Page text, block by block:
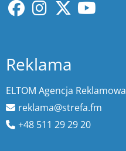
Reklama
ELTOM Agencja Reklamowa
reklama@strefa.fm
+48 511 29 29 20